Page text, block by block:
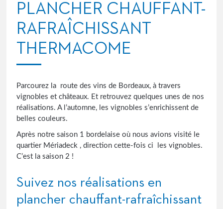
PLANCHER CHAUFFANT-
RAFRAÎCHISSANT
THERMACOME
Parcourez la route des vins de Bordeaux, à travers
vignobles et châteaux. Et retrouvez quelques unes de nos
réalisations. A l’automne, les vignobles s’enrichissent de
belles couleurs.
Après notre saison 1 bordelaise où nous avions visité le
quartier Mériadeck , direction cette-fois ci les vignobles.
C’est la saison 2 !
Suivez nos réalisations en
plancher chauffant-rafraîchissant